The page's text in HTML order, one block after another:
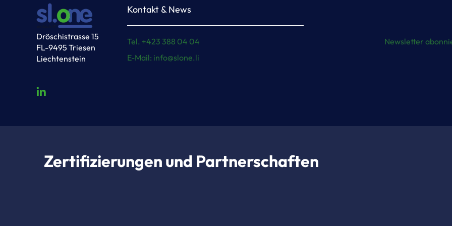
Dröschistrasse 15
FL-9495 Triesen
Liechtenstein
Kontakt & News
Tel. +423 388 04 04
E-Mail: info@slone.li
Newsletter
Zertifizierungen und Partnerschaften